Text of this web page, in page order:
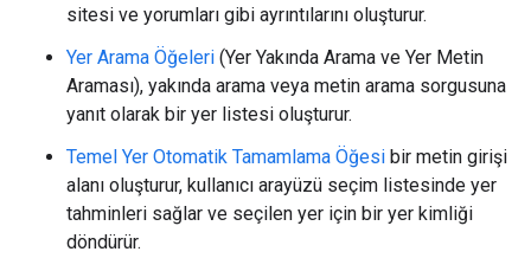
sitesi ve yorumları gibi ayrıntılarını oluşturur.
Yer Arama Öğeleri (Yer Yakında Arama ve Yer Metin
Araması), yakında arama veya metin arama sorgusuna
yanıt olarak bir yer listesi oluşturur.
Temel Yer Otomatik Tamamlama Öğesi bir metin girişi
alanı oluşturur, kullanıcı arayüzü seçim listesinde yer
tahminleri sağlar ve seçilen yer için bir yer kimliği
döndürür.